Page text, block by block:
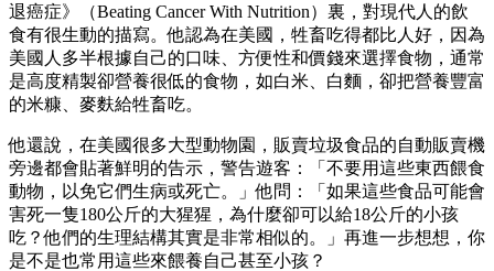
退癌症》（Beating Cancer With Nutrition）裏，對現代人的飲
食有很生動的描寫。他認為在美國，牲畜吃得都比人好，因為
美國人多半根據自己的口味、方便性和價錢來選擇食物，通常
是高度精製卻營養很低的食物，如白米、白麵，卻把營養豐富
的米糠、麥麩給牲畜吃。
他還說，在美國很多大型動物園，販賣垃圾食品的自動販賣機
旁邊都會貼著鮮明的告示，警告遊客：「不要用這些東西餵食
動物，以免它們生病或死亡。」他問：「如果這些食品可能會
害死一隻180公斤的大猩猩，為什麼卻可以給18公斤的小孩
吃？他們的生理結構其實是非常相似的。」再進一步想想，你
是不是也常用這些來餵養自己甚至小孩？